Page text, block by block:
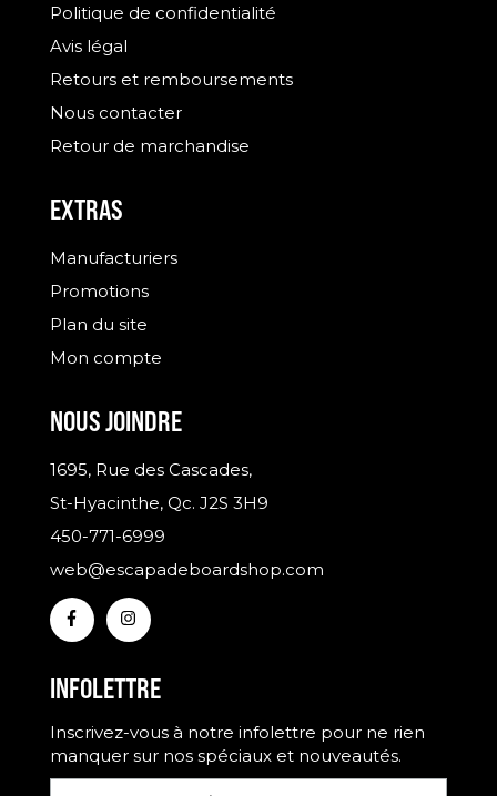
Politique de confidentialité
Avis légal
Retours et remboursements
Nous contacter
Retour de marchandise
EXTRAS
Manufacturiers
Promotions
Plan du site
Mon compte
NOUS JOINDRE
1695, Rue des Cascades,
St-Hyacinthe, Qc. J2S 3H9
450-771-6999
web@escapadeboardshop.com
INFOLETTRE
Inscrivez-vous à notre infolettre pour ne rien
manquer sur nos spéciaux et nouveautés.